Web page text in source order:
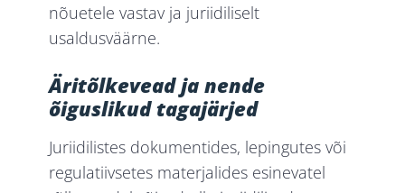
nõuetele vastav ja juriidiliselt
usaldusväärne.
Äritõlkevead ja nende
õiguslikud tagajärjed
Juriidilistes dokumentides, lepingutes või
regulatiivsetes materjalides esinevatel